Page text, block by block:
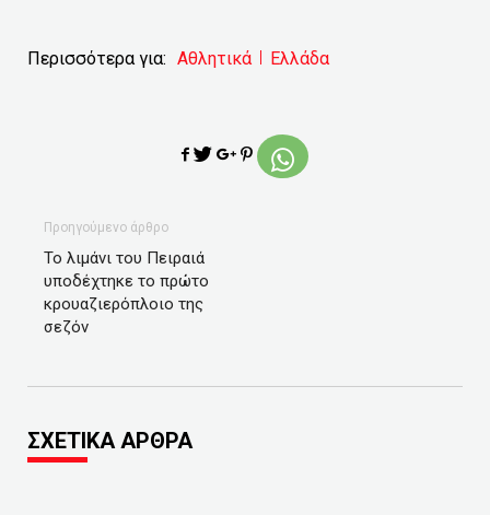
Περισσότερα για: Αθλητικά Ελλάδα
Προηγούμενο άρθρο
Το λιμάνι του Πειραιά
υποδέχτηκε το πρώτο
κρουαζιερόπλοιο της
σεζόν
ΣΧΕΤΙΚΑ ΑΡΘΡΑ